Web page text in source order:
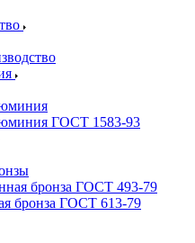
ГОСТ 1583-93
бронза ГОСТ 493-79
бронза ГОСТ 613-79